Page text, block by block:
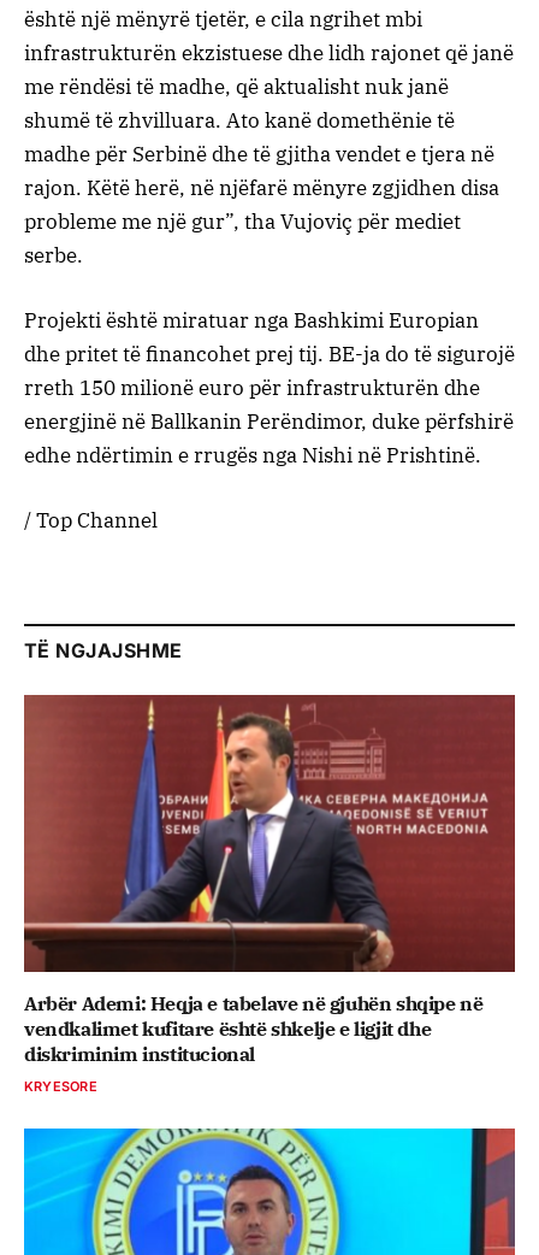
është një mënyrë tjetër, e cila ngrihet mbi
infrastrukturën ekzistuese dhe lidh rajonet që janë
me rëndësi të madhe, që aktualisht nuk janë
shumë të zhvilluara. Ato kanë domethënie të
madhe për Serbinë dhe të gjitha vendet e tjera në
rajon. Këtë herë, në njëfarë mënyre zgjidhen disa
probleme me një gur”, tha Vujoviç për mediet
serbe.
Projekti është miratuar nga Bashkimi Europian
dhe pritet të financohet prej tij. BE-ja do të sigurojë
rreth 150 milionë euro për infrastrukturën dhe
energjinë në Ballkanin Perëndimor, duke përfshirë
edhe ndërtimin e rrugës nga Nishi në Prishtinë.
/ Top Channel
TË NGJAJSHME
Arbër Ademi: Heqja e tabelave në gjuhën shqipe në
vendkalimet kufitare është shkelje e ligjit dhe
diskriminim institucional
KRYESORE